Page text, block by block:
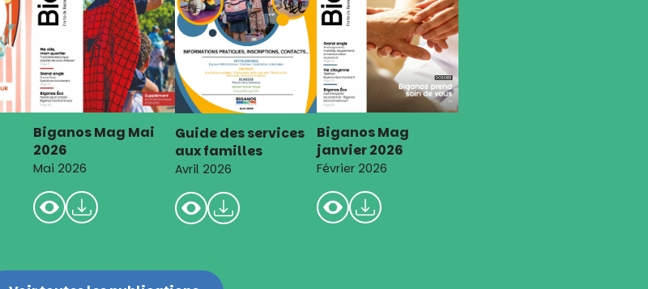
Biganos Mag Mai
2026
Mai 2026
Guide des services
aux familles
Avril 2026
Biganos Mag
janvier 2026
Février 2026